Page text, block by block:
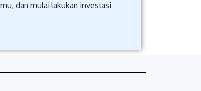
dan mulai lakukan investasi